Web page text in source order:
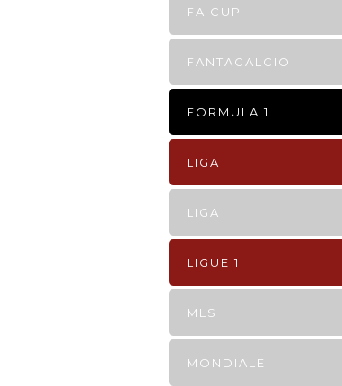
FA CUP
FANTACALCIO
FORMULA 1
LIGA
LIGA
LIGUE 1
MLS
MONDIALE